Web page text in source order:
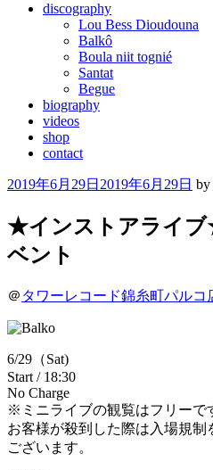
discography
Lou Bess Dioudouna
Balkô
Boula niit tognié
Santat
Begue
biography
videos
shop
contact
Posted
2019年6月29日 2019年6月29日 by
★インストアライブ
ベント
＠ タワーレコード錦糸町パル
6/29（Sat)
Start / 18:30
No Charge
※ミニライブの観覧はフリーで
お客様が殺到した際は入場規
ございます。